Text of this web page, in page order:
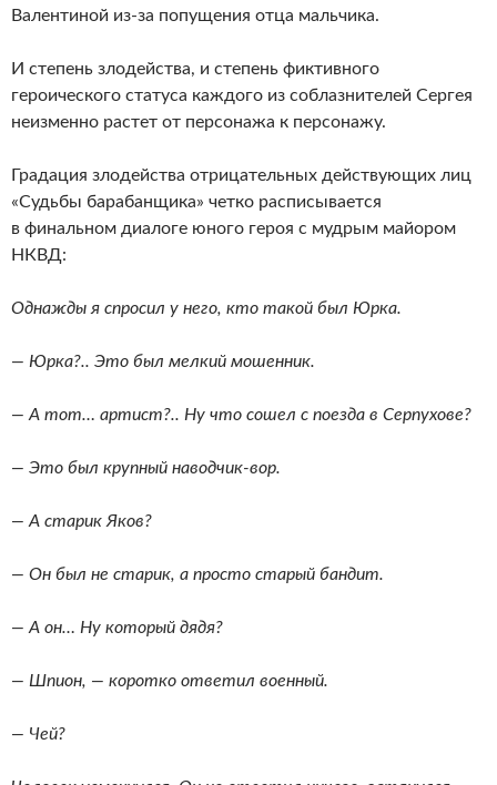
Валентиной из-за попущения отца мальчика.
И степень злодейства, и степень фиктивного
героического статуса каждого из соблазнителей Сергея
неизменно растет от персонажа к персонажу.
Градация злодейства отрицательных действующих лиц
«Судьбы барабанщика» четко расписывается
в финальном диалоге юного героя с мудрым майором
НКВД:
Однажды я спросил у него, кто такой был Юрка.
— Юрка?.. Это был мелкий мошенник.
— А тот… артист?.. Ну что сошел с поезда в Серпухове?
— Это был крупный наводчик-вор.
— А старик Яков?
— Он был не старик, а просто старый бандит.
— А он… Ну который дядя?
— Шпион, — коротко ответил военный.
— Чей?